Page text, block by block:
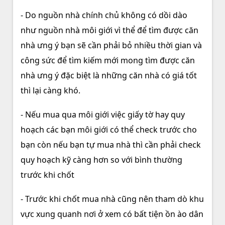
- Do nguồn nhà chính chủ không có dồi dào
như nguồn nhà môi giới vì thể để tìm được căn
nhà ưng ý bạn sẽ cần phải bỏ nhiều thời gian và
công sức để tìm kiếm mới mong tìm được căn
nhà ưng ý đặc biệt là những căn nhà có giá tốt
thì lại càng khó.
- Nếu mua qua môi giới việc giấy tờ hay quy
hoạch các bạn môi giới có thể check trước cho
bạn còn nếu bạn tự mua nhà thì cần phải check
quy hoạch kỹ càng hơn so với bình thường
trước khi chốt
- Trước khi chốt mua nhà cũng nên tham dò khu
vực xung quanh nơi ở xem có bất tiện ồn ào dân